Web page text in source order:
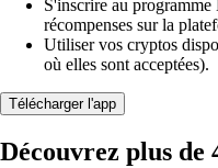
S'inscrire au
récompenses sur la
Utiliser vos cryptos
où elles sont acceptées).
Télécharger l'app
Découvrez plus de